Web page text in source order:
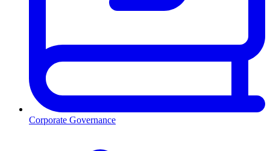
Corporate Governance